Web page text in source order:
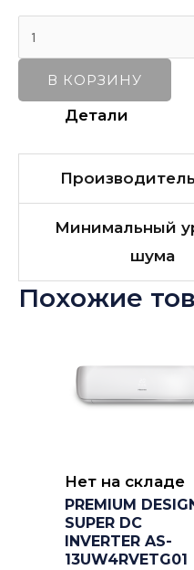
В КОРЗИНУ
Детали
Минимальный
шума
Похожие
Нет на складе
PREMIUM
SUPER DC
INVERTER AS-
13UW4RVETG01